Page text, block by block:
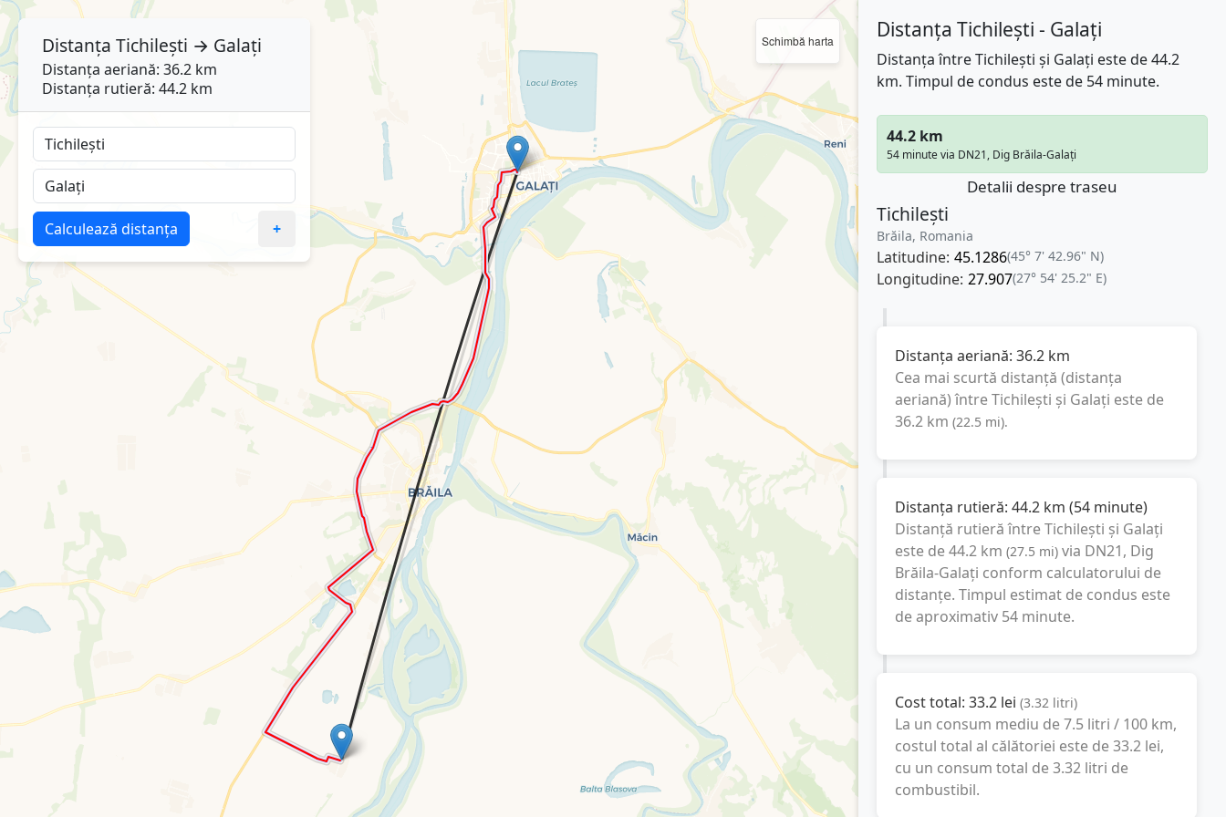
Schimbă harta Distanța Tichilești - Galați
Distanța între Tichilești și Galați este de 44.2
km. Timpul de condus este de 54 minute.
44.2 km
54 minute via DN21, Dig Brăila-Galați
Detalii despre traseu
Tichilești
Brăila, Romania
Latitudine: 45.1286(45° 7' 42.96" N)
Longitudine: 27.907(27° 54' 25.2" E)
Distanța aeriană: 36.2 km
Cea mai scurtă distanță (distanța
aeriană) întreTichilești și Galați este de
36.2 km (22.5 mi).
Distanța rutieră: 44.2 km (54 minute)
Distanță rutieră întreTichilești și Galați
este de44.2 km (27.5 mi) via DN21, Dig
Brăila-Galați conform calculatorului de
distanțe. Timpul estimat de condus este
de aproximativ 54 minute.
Cost total: 33.2 lei (3.32 litri)
La un consum mediu de7.5 litri / 100 km,
costul total al călătoriei este de33.2 lei,
cu un consum total de3.32 litri de
combustibil.
Distanța Tichilești → Galați
Distanța aeriană: 36.2 km
Distanța rutieră: 44.2 km
Calculează distanța +